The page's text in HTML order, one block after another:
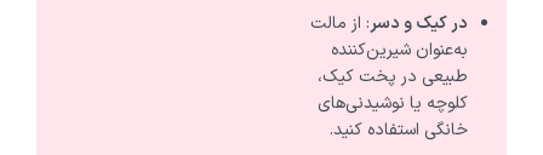
در کیک و دسر: از مالت
به‌عنوان شیرین‌کننده
طبیعی در پخت کیک،
کلوچه یا نوشیدنی‌های
خانگی استفاده کنید.